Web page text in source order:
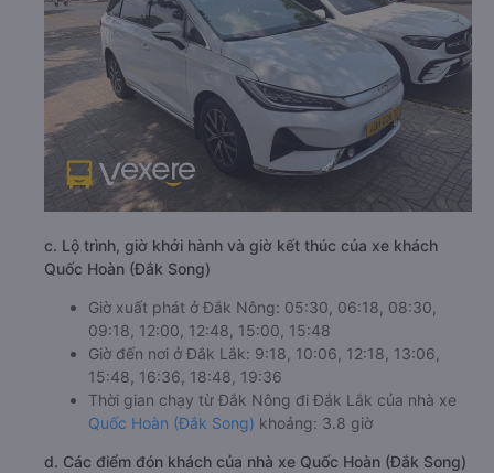
c. Lộ trình, giờ khởi hành và giờ kết thúc của xe khách
Quốc Hoàn (Đắk Song)
Giờ xuất phát ở Đắk Nông: 05:30, 06:18, 08:30,
09:18, 12:00, 12:48, 15:00, 15:48
Giờ đến nơi ở Đắk Lắk: 9:18, 10:06, 12:18, 13:06,
15:48, 16:36, 18:48, 19:36
Thời gian chạy từ Đắk Nông đi Đắk Lắk của nhà xe
Quốc Hoàn (Đắk Song) khoảng: 3.8 giờ
d. Các điểm đón khách của nhà xe Quốc Hoàn (Đắk Song)